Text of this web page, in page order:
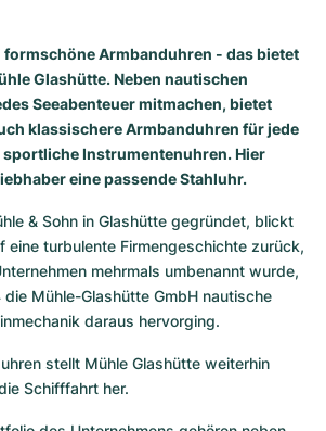
formschöne Armbanduhren - das bietet
Glashütte. Neben nautischen
Seeabenteuer mitmachen, bietet
klassischere Armbanduhren für jede
Instrumentenuhren. Hier
eine passende Stahluhr.
& Sohn in Glashütte gegründet, blickt
eine turbulente Firmengeschichte zurück,
mehrmals umbenannt wurde,
Mühle-Glashütte GmbH nautische
daraus hervorging.
stellt Mühle Glashütte weiterhin
Schifffahrt her.